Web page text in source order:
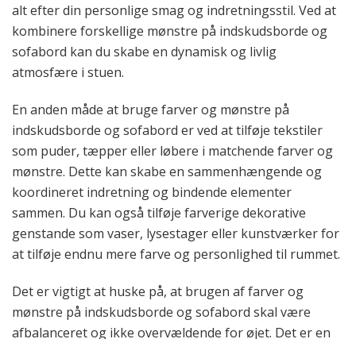
alt efter din personlige smag og indretningsstil. Ved at
kombinere forskellige mønstre på indskudsborde og
sofabord kan du skabe en dynamisk og livlig
atmosfære i stuen.
En anden måde at bruge farver og mønstre på
indskudsborde og sofabord er ved at tilføje tekstiler
som puder, tæpper eller løbere i matchende farver og
mønstre. Dette kan skabe en sammenhængende og
koordineret indretning og bindende elementer
sammen. Du kan også tilføje farverige dekorative
genstande som vaser, lysestager eller kunstværker for
at tilføje endnu mere farve og personlighed til rummet.
Det er vigtigt at huske på, at brugen af farver og
mønstre på indskudsborde og sofabord skal være
afbalanceret og ikke overvældende for øjet. Det er en